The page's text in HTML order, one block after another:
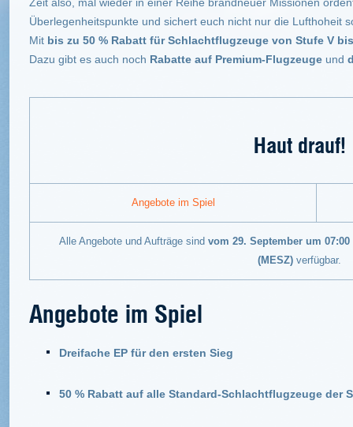
Überlegenheitspunkte und sichert euch nicht nur die Lufthoheit
Mit bis zu 50 % Rabatt für Schlachtflugzeuge von Stufe V
Dazu gibt es auch noch Rabatte auf Premium-Flugzeuge und
Haut drauf!
Angebote im Spiel
Alle Angebote und Aufträge sind vom 29. September um
(MESZ) verfügbar.
Angebote im Spiel
Dreifache EP für den ersten Sieg
50 % Rabatt auf alle Standard-Schlachtflugzeuge der